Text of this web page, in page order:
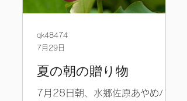
夏の朝の贈り物
7月28日朝、水郷佐原あやめパー
qk48474
7月29日